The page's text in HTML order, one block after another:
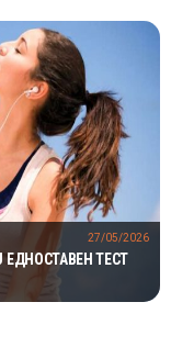
ТЕСТ
27/05/2026